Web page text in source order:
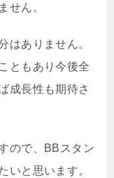
せん。
はありません。
ともあり今後全
成長性も期待さ
ので、BBスタン
いと思います。